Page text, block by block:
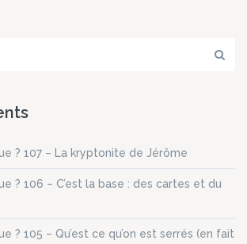
? 107 – La kryptonite de Jérôme
? 106 – C’est la base : des cartes et du
? 105 – Qu’est ce qu’on est serrés (en fait